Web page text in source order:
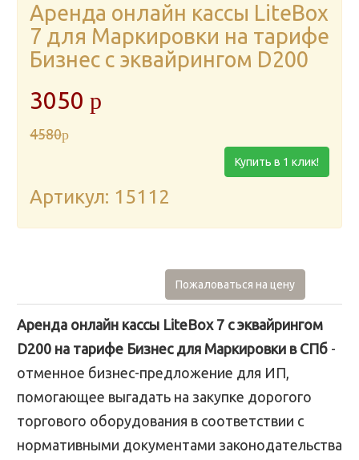
Аренда онлайн кассы LiteBox
7 для Маркировки на тарифе
Бизнес с эквайрингом D200
3050 p
4580p
Купить в 1 клик!
Артикул: 15112
Пожаловаться на цену
Аренда онлайн кассы LiteBox 7 с эквайрингом
D200 на тарифе Бизнес для Маркировки в СПб -
отменное бизнес-предложение для ИП,
помогающее выгадать на закупке дорогого
торгового оборудования в соответствии с
нормативными документами законодательства